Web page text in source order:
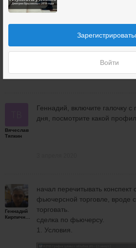
Войти
Брыляков
3 апреля 2020
Вячеслав
Тяпкин
Геннадий, включите галочку
дня, посмотрите какой
Геннадий
Кирпичников
начал перечитывать конспект
фьючерсной торговле, вроде
торговать.
сделка по фьючерсу.
1. Условия.